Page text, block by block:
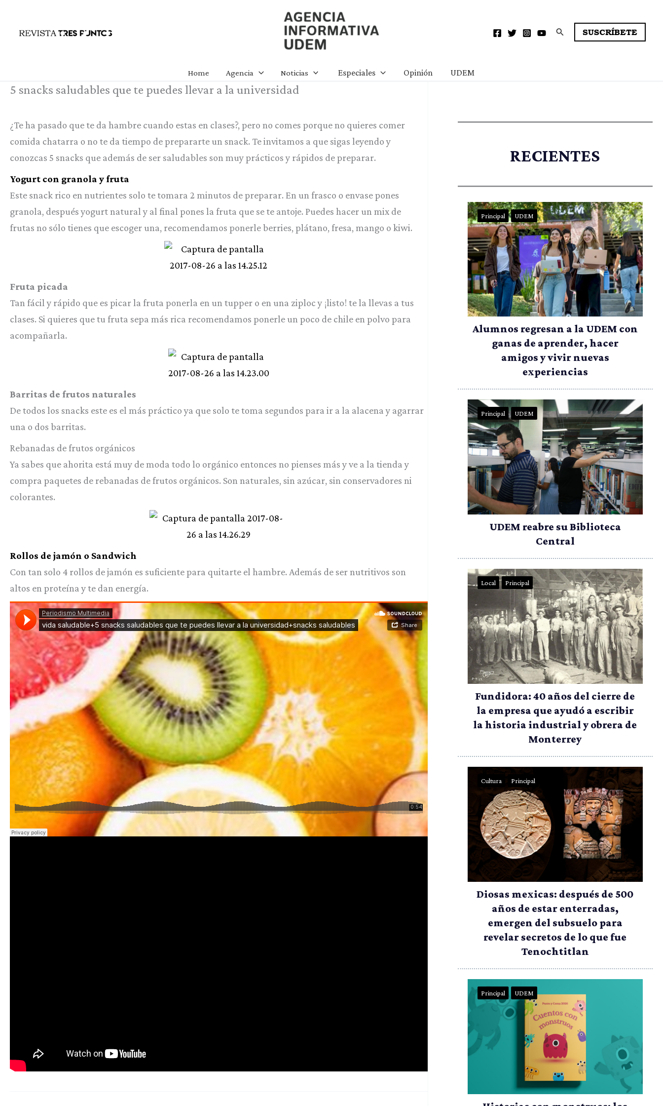
contenido
Buscar SUSCRÍBETE
Home Agencia Noticias Especiales Opinión UDEM
5 snacks saludables que te puedes llevar a la universidad
¿Te ha pasado que te da hambre cuando estas en clases?, pero no comes porque no quieres comer
comida chatarra o no te da tiempo de prepararte un snack. Te invitamos a que sigas leyendo y
conozcas 5 snacks que además de ser saludables son muy prácticos y rápidos de preparar.
Yogurt con granola yfruta
Este snack rico en nutrientes solo te tomara 2 minutos de preparar. En un frasco o envase pones
granola, después yogurt natural y al final pones la fruta que se te antoje. Puedes hacer un mix de
frutas no sólo tienes que escoger una, recomendamos ponerle berries, plátano, fresa, mango o kiwi.
Fruta picada
Tan fácil y rápido que es picar la fruta ponerla en un tupper o en una ziploc y ¡listo! te la llevas a tus
clases. Si quieres que tu fruta sepa más rica recomendamos ponerle un poco de chile en polvo para
acompañarla.
Barritas de frutos naturales
De todos los snacks este es el más práctico ya que solo te toma segundos para ir a la alacena y agarrar
una o dos barritas.
Rebanadas de frutos orgánicos
Ya sabes que ahorita está muy de moda todo lo orgánico entonces no pienses más y ve a la tienda y
compra paquetes de rebanadas de frutos orgánicos. Son naturales, sin azúcar, sin conservadores ni
colorantes.
Rollos de jamón o Sandwich
Con tan solo 4 rollos de jamón es suficiente para quitarte el hambre. Además de ser nutritivos son
altos en proteína y te dan energía.
RECIENTES
Principal UDEM
Alumnos regresan a la UDEM con
ganas de aprender, hacer
amigos y vivir nuevas
experiencias
Principal UDEM
UDEM reabre su Biblioteca
Central
Local Principal
Fundidora: 40 años del cierre de
la empresa que ayudó a escribir
la historia industrial y obrera de
Monterrey
Cultura Principal
Diosas mexicas: después de 500
años de estar enterradas,
emergen del subsuelo para
revelar secretos de lo que fue
Tenochtitlan
Principal UDEM